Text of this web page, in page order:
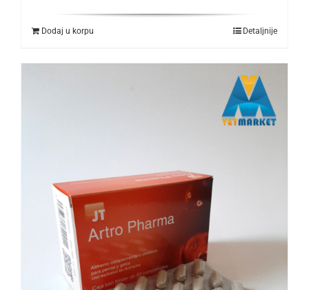
Dodaj u korpu Detaljnije